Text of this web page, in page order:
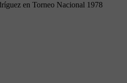
en Torneo Nacional 1978